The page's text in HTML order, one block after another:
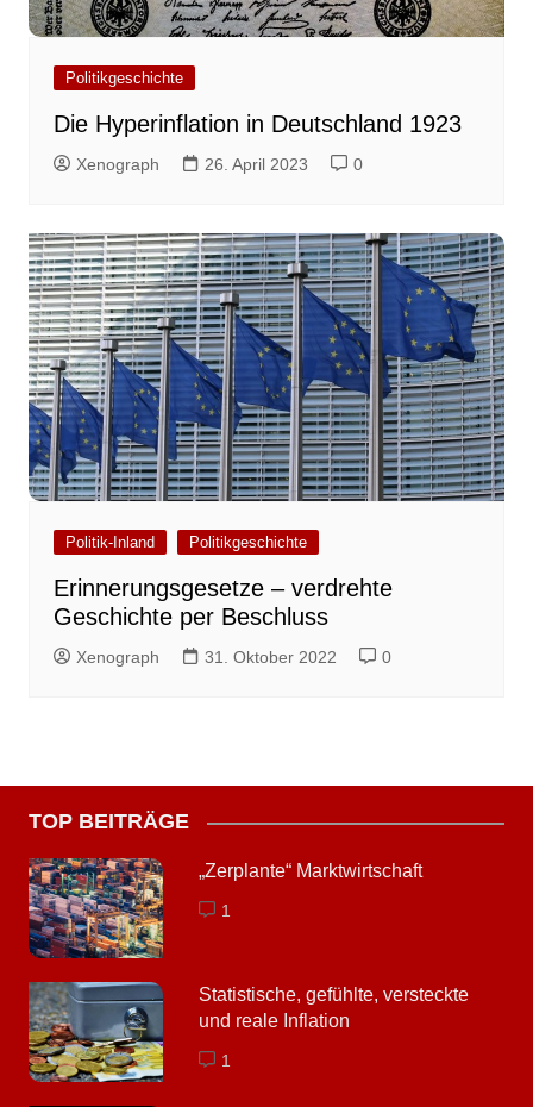
Politikgeschichte
Die Hyperinflation in Deutschland 1923
Xenograph 26. April 2023 0
Politik-Inland Politikgeschichte
Erinnerungsgesetze – verdrehte
Geschichte per Beschluss
Xenograph 31. Oktober 2022 0
TOP BEITRÄGE
„Zerplante“ Marktwirtschaft
1
Statistische, gefühlte, ver­steckte
und reale Inflation
1